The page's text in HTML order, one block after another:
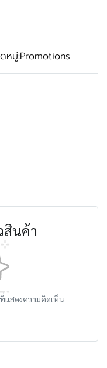
หมู่:Promotions
สินค้า
แสดงความคิดเห็น